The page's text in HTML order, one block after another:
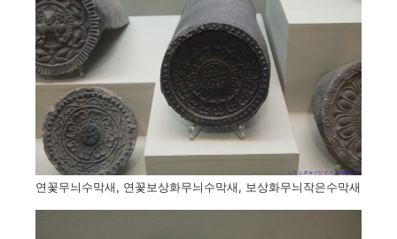
연꽃무늬수막새, 연꽃보상화무늬수막새, 보상화무늬작은수막새